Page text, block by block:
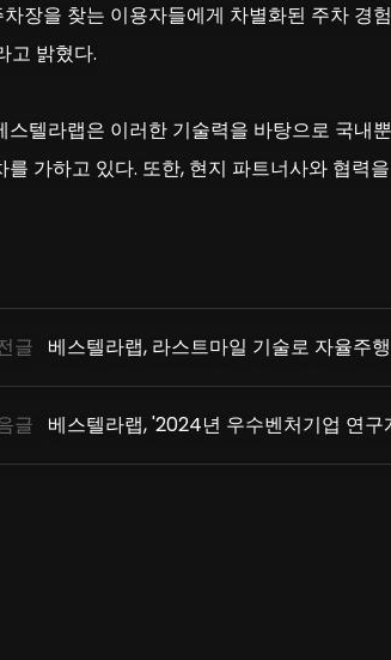
장을 찾는 이용자들에게 차별화된 주차 경
고 밝혔다.
스텔라랩은 이러한 기술력을 바탕으로 국내
를 가하고 있다. 또한, 현지 파트너사와 협력
글 베스텔라랩, 라스트마일 기술로 자율주
글 베스텔라랩, '2024년 우수벤처기업 연구